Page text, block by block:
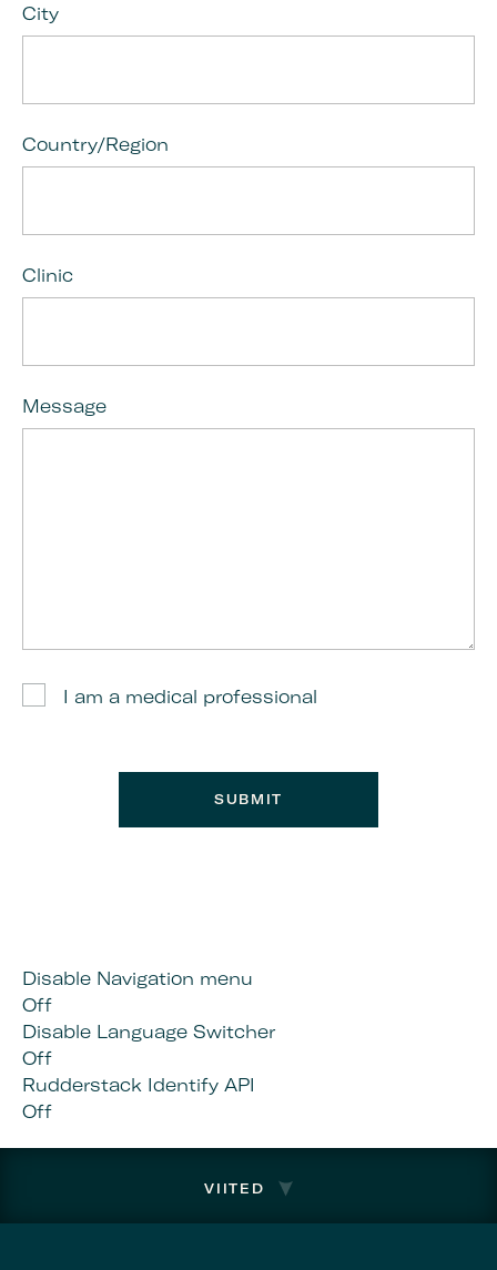
City
Country/Region
Clinic
Message
I am a medical professional
Disable Navigation menu
Off
Disable Language Switcher
Off
Rudderstack Identify API
Off
VIITED